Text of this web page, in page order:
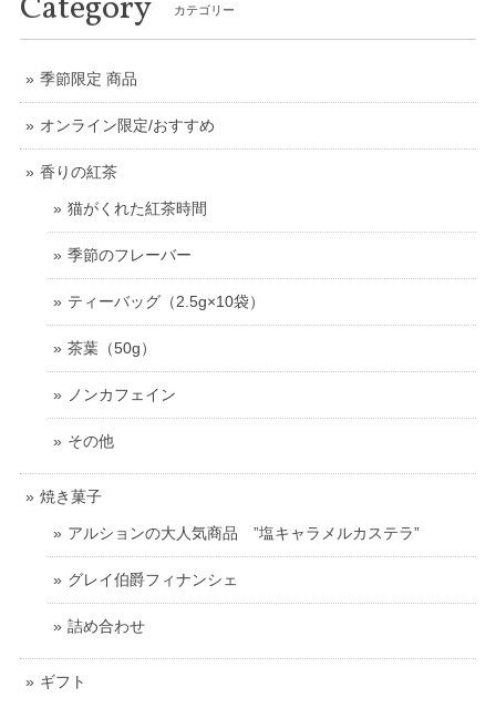
カテゴリー
季節限定 商品
オンライン限定/おすすめ
香りの紅茶
猫がくれた紅茶時間
季節のフレーバー
ティーバッグ（2.5g×10袋）
茶葉（50g）
ノンカフェイン
その他
焼き菓子
アルションの大人気商品 ”塩キャラメルカステラ”
グレイ伯爵フィナンシェ
詰め合わせ
ギフト